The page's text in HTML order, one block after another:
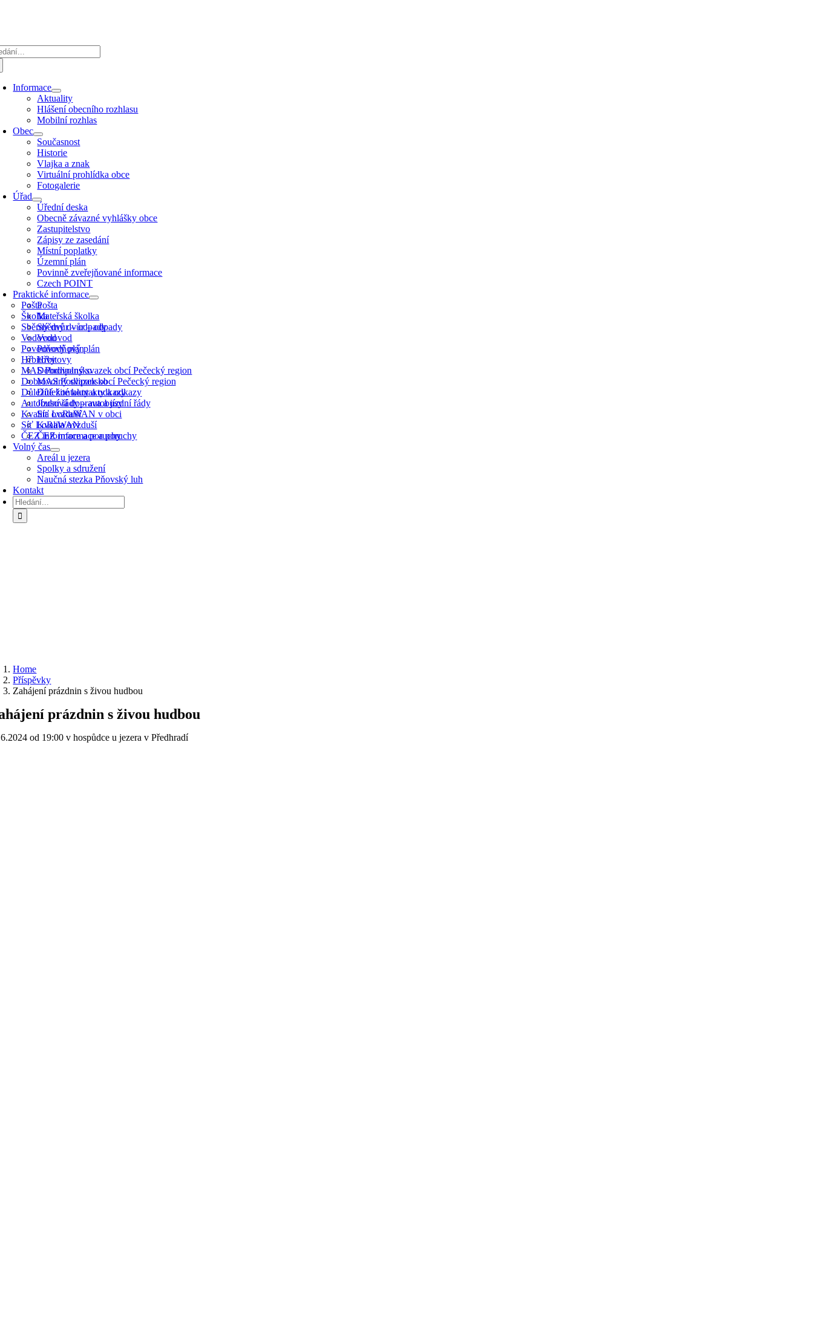
Informace
Aktuality
Hlášení obecního rozhlasu
Mobilní rozhlas
Obec
Současnost
Historie
Vlajka a znak
Virtuální prohlídka obce
Fotogalerie
Úřad
Úřední deska
Obecně závazné vyhlášky obce
Zastupitelstvo
Zápisy ze zasedání
Místní poplatky
Územní plán
Povinně zveřejňované informace
Czech POINT
Praktické informace
Pošta
Školka
Sběrný dvůr – odpady
Vodovod
Povodňový plán
Hřbitovy
MAS Podlipansko
Dobrovolný svazek obcí Pečecký region
Důležité kontakty a odkazy
Autobusová doprava a jízdní řády
Kvalita ovzduší
Síť LoRaWAN
ČEZ informace a poruchy
Pošta
Mateřská školka
Sběrný dvůr – odpady
Vodovod
Povodňový plán
Hřbitovy
Dobrovolný svazek obcí Pečecký region
MAS Podlipansko
Důležité kontakty a odkazy
Jízdní řády – autobusy
Síť LoRaWAN v obci
Kvalita ovzduší
ČEZ informace a poruchy
Volný čas
Areál u jezera
Spolky a sdružení
Naučná stezka Pňovský luh
Kontakt
Hledat:
Home
Příspěvky
Zahájení prázdnin s živou hudbou
prázdnin s živou hudbou
od 19:00 v hospůdce u jezera v Předhradí